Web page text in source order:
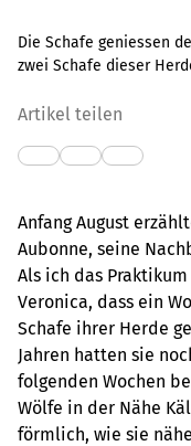
Die Schafe geniessen
zwei Schafe dieser
Artikel teilen
Anfang August
Aubonne, seine
Als ich das
Veronica, dass ein
Schafe ihrer Herde
Jahren hatten sie
folgenden Wochen
Wölfe in der Nähe
förmlich, wie sie